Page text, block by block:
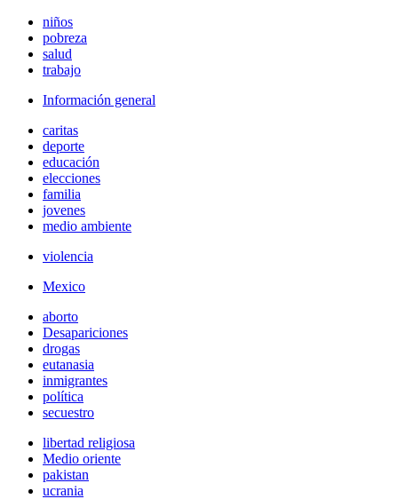
niños
pobreza
salud
trabajo
Información general
caritas
deporte
educación
elecciones
familia
jovenes
medio ambiente
violencia
Mexico
aborto
Desapariciones
drogas
eutanasia
inmigrantes
política
secuestro
libertad religiosa
Medio oriente
pakistan
ucrania